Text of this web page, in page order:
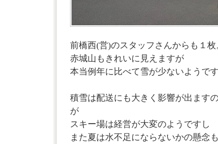
前橋西(営)のスタッフさんからも１枚
赤城山もきれいに見えますが
本当例年に比べて雪が少ないようで
積雪は配送にも大きく影響が出ます
が
スキー場は経営が大変のようですし
また夏は水不足にならないかの懸念